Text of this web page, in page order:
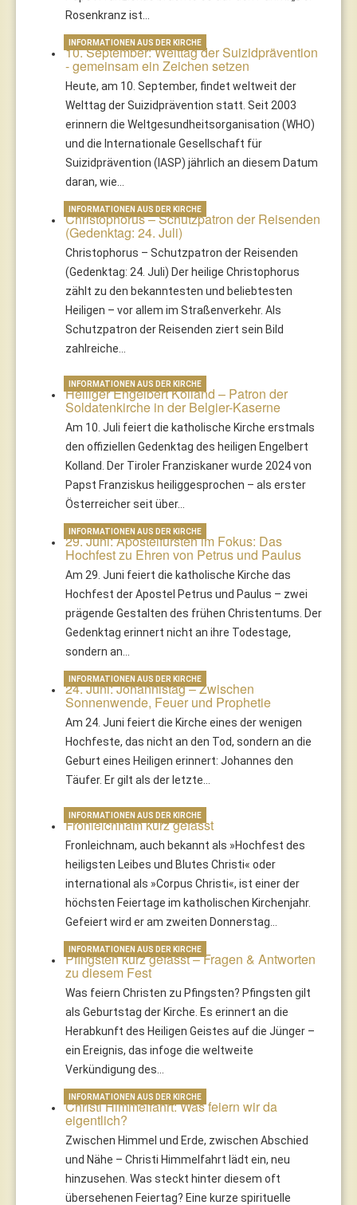
Rosenkranz ist…
10. September: Welttag der Suizidprävention
- gemeinsam ein Zeichen setzen
Heute, am 10. September, findet weltweit der
Welttag der Suizidprävention statt. Seit 2003
erinnern die Weltgesundheitsorganisation (WHO)
und die Internationale Gesellschaft für
Suizidprävention (IASP) jährlich an diesem Datum
daran, wie…
INFORMATIONEN AUS DER KIRCHE
Christophorus – Schutzpatron der Reisenden
(Gedenktag: 24. Juli)
Christophorus – Schutzpatron der Reisenden
(Gedenktag: 24. Juli) Der heilige Christophorus
zählt zu den bekanntesten und beliebtesten
Heiligen – vor allem im Straßenverkehr. Als
Schutzpatron der Reisenden ziert sein Bild
zahlreiche…
INFORMATIONEN AUS DER KIRCHE
Heiliger Engelbert Kolland – Patron der
Soldatenkirche in der Belgier-Kaserne
Am 10. Juli feiert die katholische Kirche erstmals
den offiziellen Gedenktag des heiligen Engelbert
Kolland. Der Tiroler Franziskaner wurde 2024 von
Papst Franziskus heiliggesprochen – als erster
Österreicher seit über…
INFORMATIONEN AUS DER KIRCHE
29. Juni: Apostelfürsten im Fokus: Das
Hochfest zu Ehren von Petrus und Paulus
Am 29. Juni feiert die katholische Kirche das
Hochfest der Apostel Petrus und Paulus – zwei
prägende Gestalten des frühen Christentums. Der
Gedenktag erinnert nicht an ihre Todestage,
sondern an…
INFORMATIONEN AUS DER KIRCHE
24. Juni: Johannistag – Zwischen
Sonnenwende, Feuer und Prophetie
Am 24. Juni feiert die Kirche eines der wenigen
Hochfeste, das nicht an den Tod, sondern an die
Geburt eines Heiligen erinnert: Johannes den
Täufer. Er gilt als der letzte…
INFORMATIONEN AUS DER KIRCHE
Fronleichnam kurz gefasst
Fronleichnam, auch bekannt als »Hochfest des
heiligsten Leibes und Blutes Christi« oder
international als »Corpus Christi«, ist einer der
höchsten Feiertage im katholischen Kirchenjahr.
Gefeiert wird er am zweiten Donnerstag…
INFORMATIONEN AUS DER KIRCHE
Pfingsten kurz gefasst – Fragen & Antworten
zu diesem Fest
Was feiern Christen zu Pfingsten? Pfingsten gilt
als Geburtstag der Kirche. Es erinnert an die
Herabkunft des Heiligen Geistes auf die Jünger –
ein Ereignis, das infoge die weltweite
Verkündigung des…
INFORMATIONEN AUS DER KIRCHE
Christi Himmelfahrt: Was feiern wir da
eigentlich?
Zwischen Himmel und Erde, zwischen Abschied
und Nähe – Christi Himmelfahrt lädt ein, neu
hinzusehen. Was steckt hinter diesem oft
übersehenen Feiertag? Eine kurze spirituelle
INFORMATIONEN AUS DER KIRCHE